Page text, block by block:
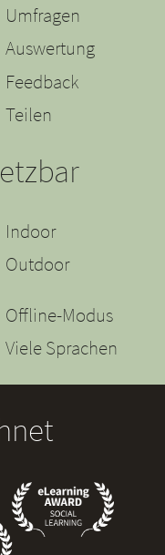
Umfragen
Auswertung
Feedback
Teilen
Indoor
Outdoor
Offline-Modus
Viele Sprachen